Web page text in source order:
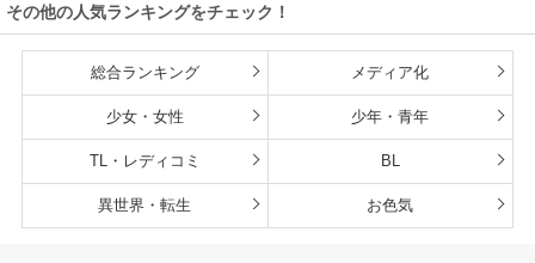
その他の人気ランキングをチェック！
総合ランキング メディア化
少女・女性 少年・青年
TL・レディコミ BL
異世界・転生 お色気